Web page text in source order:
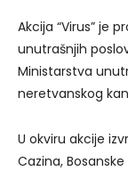
Akcija “Virus” je
unutrašnjih
Ministarstva
neretvanskog
U okviru akcije
Cazina,